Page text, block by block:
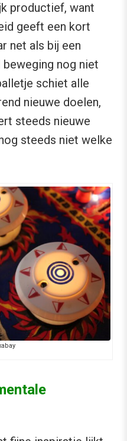
productief, want
geeft een kort
net als bij een
nog niet
schiet alle
nieuwe doelen,
steeds nieuwe
steeds niet welke